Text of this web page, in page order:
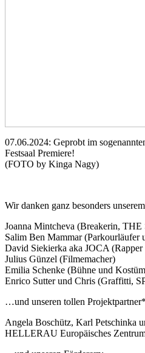
07.06.2024: Geprobt im
Festsaal Premiere!
(FOTO by Kinga Nagy)
Wir danken ganz besonders
Joanna Mintcheva (Breakerin,
Salim Ben Mammar (Parkourläufer
David Siekierka aka JOCA
Julius Günzel (Filmemacher)
Emilia Schenke (Bühne und
Enrico Sutter und Chris (Graffitti,
…und unseren tollen
Angela Boschütz, Karl Petschinka
HELLERAU Europäisches